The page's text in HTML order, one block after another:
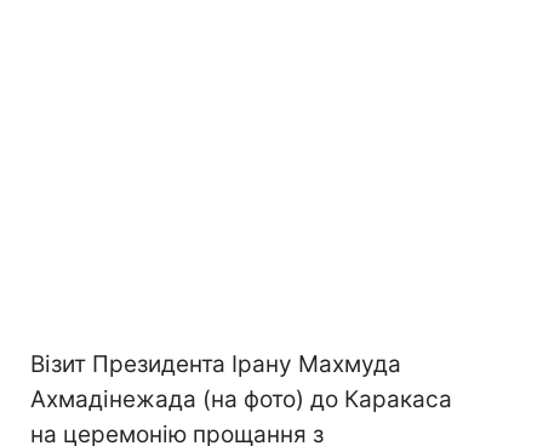
Візит Президента Ірану Махмуда
Ахмадінежада (на фото) до Каракаса
на церемонію прощання з